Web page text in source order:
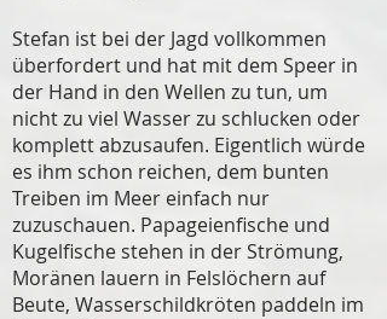
Stefan ist bei der Jagd vollkommen
überfordert und hat mit dem Speer in
der Hand in den Wellen zu tun, um
nicht zu viel Wasser zu schlucken oder
komplett abzusaufen. Eigentlich würde
es ihm schon reichen, dem bunten
Treiben im Meer einfach nur
zuzuschauen. Papageienfische und
Kugelfische stehen in der Strömung,
Moränen lauern in Felslöchern auf
Beute, Wasserschildkröten paddeln im